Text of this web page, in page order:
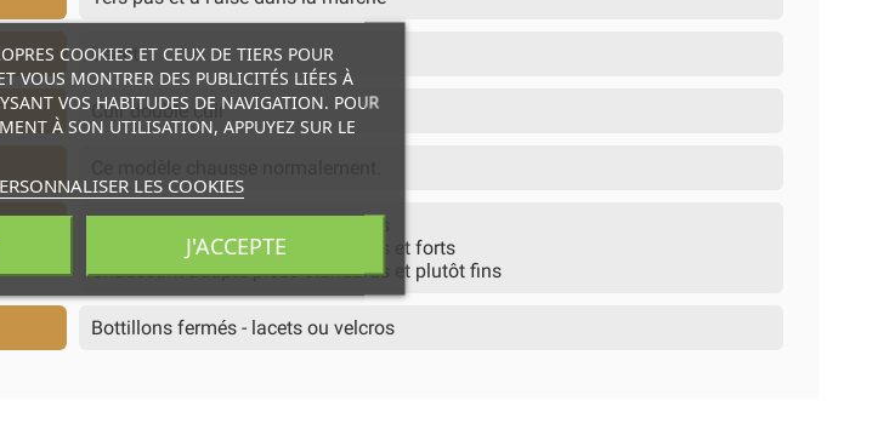
Lacet
Cuir doublé cuir
Chaussant adapté pieds standards
Chaussant adapté pieds standards et forts
Chaussant adapté pieds standards et plutôt fins
Bottillons fermés - lacets ou velcros
COOKIES ET CEUX DE TIERS POUR
VOUS MONTRER DES PUBLICITÉS LIÉES À
VOS HABITUDES DE NAVIGATION. POUR
À SON UTILISATION, APPUYEZ SUR LE
LES COOKIES
J'ACCEPTE